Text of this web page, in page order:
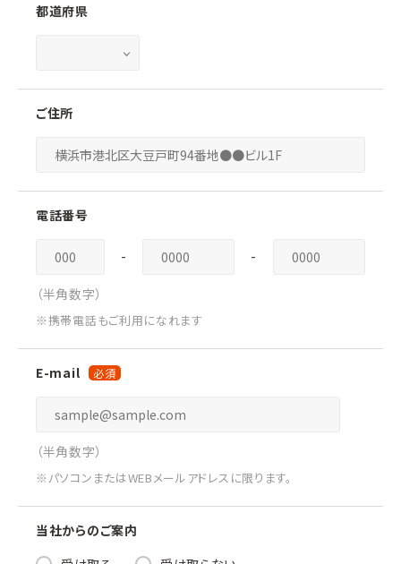
都道府県
ご住所
電話番号
- -
（半角数字）
※携帯電話もご利用になれます
E-mail
（半角数字）
※パソコンまたはWEBメールアドレスに限ります。
当社からのご案内